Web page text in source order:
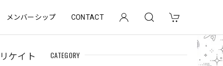
メンバーシップ CONTACT
CATEGORY
ケイト